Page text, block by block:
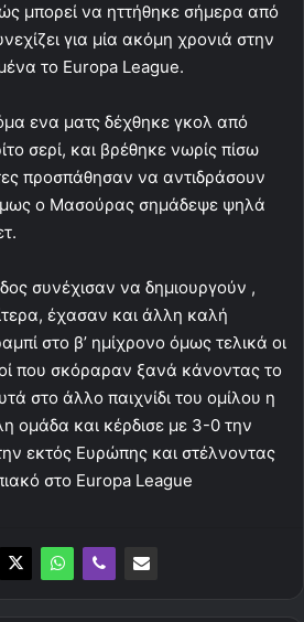
μπορεί να ηττήθηκε σήμερα από
για μία ακόμη χρονιά στην
το Europa League.
ενα ματς δέχθηκε γκολ από
σερί, και βρέθηκε νωρίς πίσω
προσπάθησαν να αντιδράσουν
ο Μασούρας σημάδεψε ψηλά
συνέχισαν να δημιουργούν ,
έχασαν και άλλη καλή
στο β’ ημίχρονο όμως τελικά οι
που σκόραραν ξανά κάνοντας το
στο άλλο παιχνίδι του ομίλου η
ομάδα και κέρδισε με 3-0 την
εκτός Ευρώπης και στέλνοντας
στο Europa League